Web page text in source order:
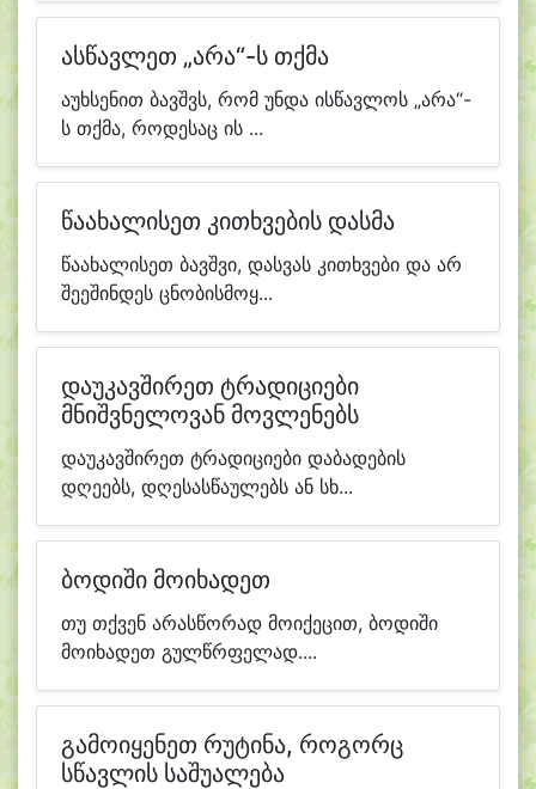
ასწავლეთ „არა“-ს თქმა
აუხსენით ბავშვს, რომ უნდა ისწავლოს „არა“-
ს თქმა, როდესაც ის ...
წაახალისეთ კითხვების დასმა
წაახალისეთ ბავშვი, დასვას კითხვები და არ
შეეშინდეს ცნობისმოყ...
დაუკავშირეთ ტრადიციები
მნიშვნელოვან მოვლენებს
დაუკავშირეთ ტრადიციები დაბადების
დღეებს, დღესასწაულებს ან სხ...
ბოდიში მოიხადეთ
თუ თქვენ არასწორად მოიქეცით, ბოდიში
მოიხადეთ გულწრფელად....
გამოიყენეთ რუტინა, როგორც
სწავლის საშუალება